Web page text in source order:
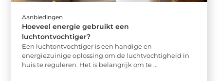
Aanbiedingen
Hoeveel energie gebruikt een
luchtontvochtiger?
Een luchtontvochtiger is een handige en
energiezuinige oplossing om de luchtvochtigheid in
huis te reguleren. Het is belangrijk om te ...